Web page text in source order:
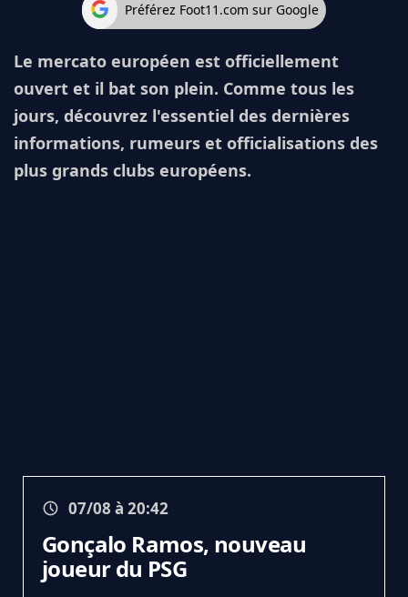
Préférez Foot11.com sur Google
Le mercato européen est officiellement
ouvert et il bat son plein. Comme tous les
jours, découvrez l'essentiel des dernières
informations, rumeurs et officialisations des
plus grands clubs européens.
07/08 à 20:42
Gonçalo Ramos, nouveau
joueur du PSG